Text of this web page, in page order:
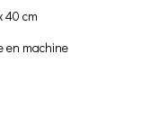
40 cm
en machine